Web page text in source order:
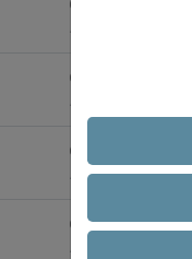
0
récompensés
0
récompensés
0
récompensés
0
utilisateurs
récompensés